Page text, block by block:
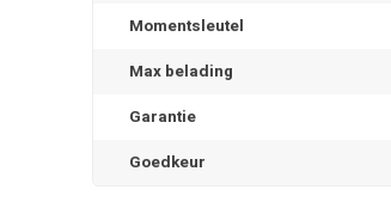
Momentsleutel
Max belading
Garantie
Goedkeur